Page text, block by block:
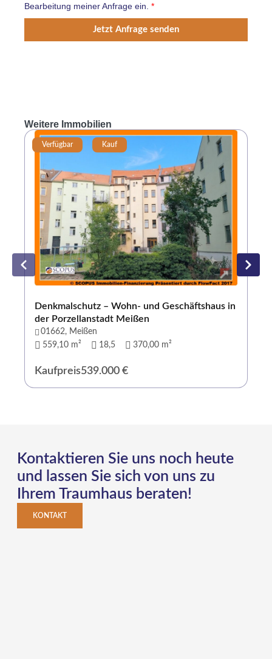
Bearbeitung meiner Anfrage ein. *
Jetzt Anfrage senden
Weitere Immobilien
Verfügbar Kauf
Denkmalschutz – Wohn- und Geschäftshaus in
der Porzellanstadt Meißen
01662, Meißen
559,10 m²
18,5 370,00 m²
Kaufpreis539.000 €
Kontaktieren Sie uns noch heute
und lassen Sie sich von uns zu
Ihrem Traumhaus beraten!
KONTAKT